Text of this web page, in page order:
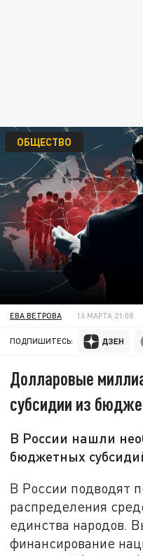
ОБЩЕСТВО
ЕВА ВЕТРОВА 16 МАРТА 21:08
ПОДПИШИТЕСЬ:
Долларовые
субсидии из
В России нашли
бюджетных
В России подводят
распределения
единства народов.
финансирование